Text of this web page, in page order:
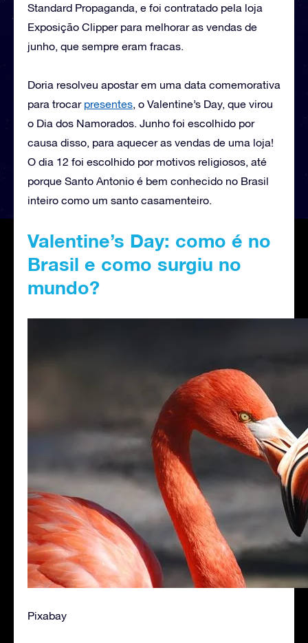
Standard Propaganda, e foi contratado pela loja
Exposição Clipper para melhorar as vendas de
junho, que sempre eram fracas.
Doria resolveu apostar em uma data comemorativa
para trocar presentes, o Valentine’s Day, que virou
o Dia dos Namorados. Junho foi escolhido por
causa disso, para aquecer as vendas de uma loja!
O dia 12 foi escolhido por motivos religiosos, até
porque Santo Antonio é bem conhecido no Brasil
inteiro como um santo casamenteiro.
Valentine’s Day: como é no
Brasil e como surgiu no
mundo?
Pixabay